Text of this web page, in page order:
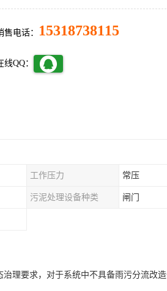
售电话： 15318738115
线QQ：
工作压力 常压
污泥处理设备种类 闸门
理要求，对于系统中不具备雨污分流改